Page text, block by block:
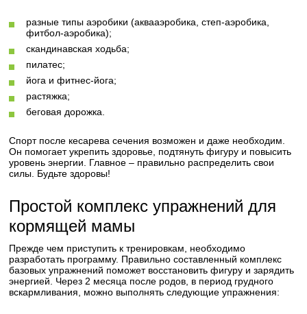
разные типы аэробики (аквааэробика, степ-аэробика,
фитбол-аэробика);
скандинавская ходьба;
пилатес;
йога и фитнес-йога;
растяжка;
беговая дорожка.
Спорт после кесарева сечения возможен и даже необходим.
Он помогает укрепить здоровье, подтянуть фигуру и повысить
уровень энергии. Главное – правильно распределить свои
силы. Будьте здоровы!
Простой комплекс упражнений для
кормящей мамы
Прежде чем приступить к тренировкам, необходимо
разработать программу. Правильно составленный комплекс
базовых упражнений поможет восстановить фигуру и зарядить
энергией. Через 2 месяца после родов, в период грудного
вскармливания, можно выполнять следующие упражнения: